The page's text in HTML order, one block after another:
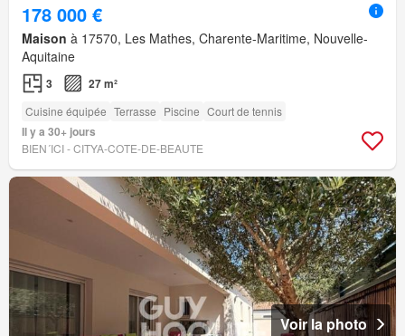
178 000 €
Maison à 17570, Les Mathes, Charente-Maritime, Nouvelle-
Aquitaine
3 27 m²
Cuisine équipée Terrasse Piscine Court de tennis
Il y a 30+ jours
BIEN´ICI - CITYA-COTE-DE-BEAUTE
Voir la photo